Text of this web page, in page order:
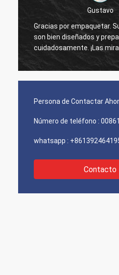
Vencedor
Gracias, Zoe. Acabo de
citaba a alrededor 5
fuente de laser. Había
baratas pero le elijo al
compañía especialmente
Persona de Contactar
Número de teléfono :
whatsapp :
Contacto